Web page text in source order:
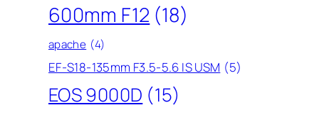
600mm F12 (18)
apache (4)
EF-S18-135mm F3.5-5.6 IS USM (5)
EOS 9000D (15)